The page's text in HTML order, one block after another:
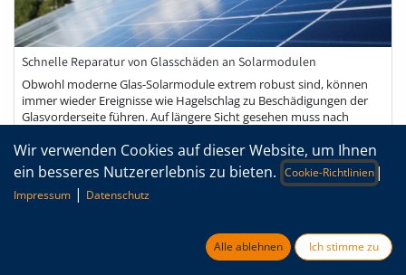
Schnelle Reparatur von Glasschäden an Solarmodulen
Obwohl moderne Glas-Solarmodule extrem robust sind, können
immer wieder Ereignisse wie Hagelschlag zu Beschädigungen der
Glasvorderseite führen. Auf längere Sicht gesehen muss nach
ETFE ETFE-Reparaturklebeband Solar Solarenergie
Wir verwenden Cookies auf dieser Website, um Ihnen
ein besseres Nutzererlebnis zu bieten. Cookie-Richtlinien |
Impressum | Datenschutz
Alle ablehnen Ich stimme zu